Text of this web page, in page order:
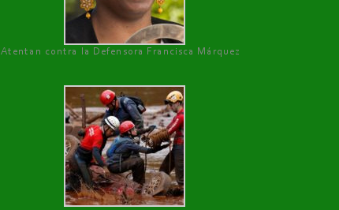
Atentan contra la Defensora Francisca Márquez